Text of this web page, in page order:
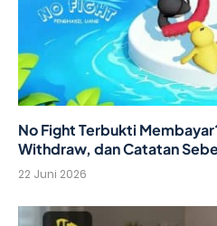
No Fight Terbukti
Withdraw, dan Catatan
22 Juni 2026